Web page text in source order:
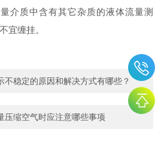
介质中含有其它杂质的液体流量测
宜缠挂。
不稳定的原因和解决方式有哪些？
压缩空气时应注意哪些事项